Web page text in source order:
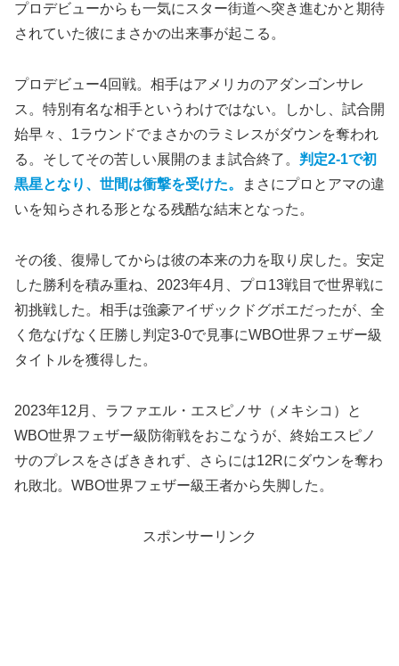
プロデビューからも一気にスター街道へ突き進むかと期待
されていた彼にまさかの出来事が起こる。
プロデビュー4回戦。相手はアメリカのアダンゴンサレ
ス。特別有名な相手というわけではない。しかし、試合開
始早々、1ラウンドでまさかのラミレスがダウンを奪われ
る。そしてその苦しい展開のまま試合終了。 判定2-1で初
黒星となり、世間は衝撃を受けた。
まさにプロとアマの違
いを知らされる形となる残酷な結末となった。
その後、復帰してからは彼の本来の力を取り戻した。安定
した勝利を積み重ね、2023年4月、プロ13戦目で世界戦に
初挑戦した。相手は強豪アイザックドグボエだったが、全
く危なげなく圧勝し判定3-0で見事にWBO世界フェザー級
タイトルを獲得した。
2023年12月、ラファエル・エスピノサ（メキシコ）と
WBO世界フェザー級防衛戦をおこなうが、終始エスピノ
サのプレスをさばききれず、さらには12Rにダウンを奪わ
れ敗北。WBO世界フェザー級王者から失脚した。
スポンサーリンク